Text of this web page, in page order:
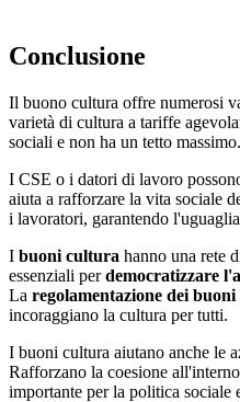
Conclusione
Il buono cultura offre numerosi
varietà di cultura a tariffe
sociali e non ha un tetto massimo.
I CSE o i datori di lavoro
aiuta a rafforzare la vita sociale
i lavoratori, garantendo
I buoni cultura hanno una rete
essenziali perdemocratizzare
La regolamentazione dei
incoraggiano la cultura per tutti.
I buoni cultura aiutano anche le
Rafforzano la coesione
importante per la politica sociale